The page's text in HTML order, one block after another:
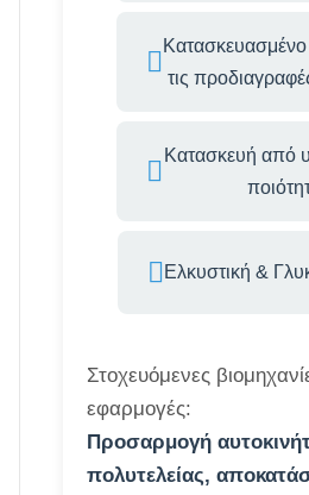
τις
Κατασκευή από
Ελκυστική &
Στοχευόμενες
εφαρμογές:
Προσαρμογή
πολυτελείας,